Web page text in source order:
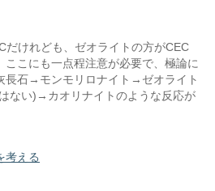
だけれども、ゼオライトの方がCEC
こにも一点程注意が必要で、極論に
長石→モンモリロナイト→ゼオライト
ない)→カオリナイトのような反応が
考える